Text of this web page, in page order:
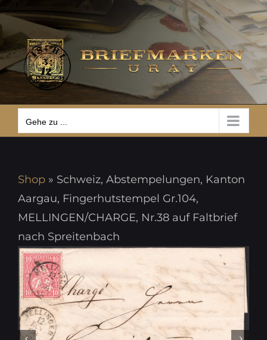
Zum
Inhalt
springen
Gehe zu ...
Gehe zu ...
Shop » Schweiz, Abstempelungen, Kanton
Aargau, Fingerhutstempel Gr.104,
MELLINGEN/CHARGE, Nr.38 auf Faltbrief
nach Spreitenbach